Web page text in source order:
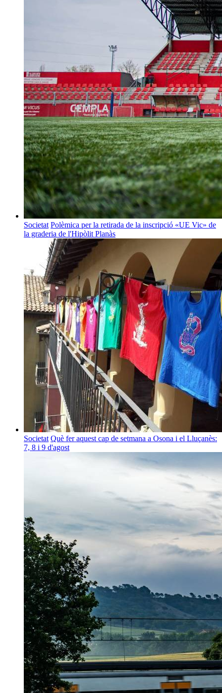
Societat Polèmica per la retirada de la inscripció «UE Vic» de
la graderia de l'Hipòlit Planàs
Societat Què fer aquest cap de setmana a Osona i el Lluçanès:
7, 8 i 9 d'agost